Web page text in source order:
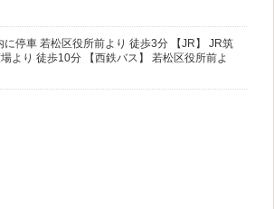
に停車 若松区役所前より 徒歩3分 【JR】 JR筑
より 徒歩10分 【西鉄バス】 若松区役所前よ